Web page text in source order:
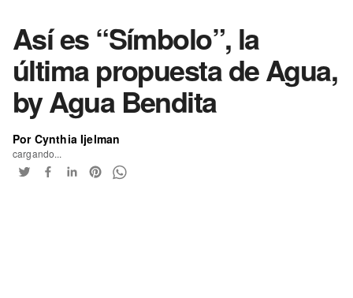
Así es “Símbolo”, la
última propuesta de Agua,
by Agua Bendita
Por Cynthia Ijelman
cargando...